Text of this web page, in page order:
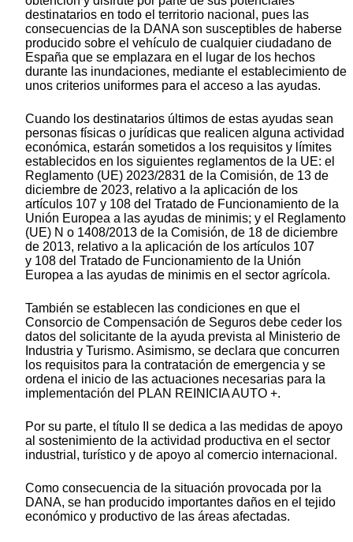
destinatarios en todo el territorio nacional, pues las
consecuencias de la DANA son susceptibles de haberse
producido sobre el vehículo de cualquier ciudadano de
España que se emplazara en el lugar de los hechos
durante las inundaciones, mediante el establecimiento de
unos criterios uniformes para el acceso a las ayudas.
Cuando los destinatarios últimos de estas ayudas sean
personas físicas o jurídicas que realicen alguna actividad
económica, estarán sometidos a los requisitos y límites
establecidos en los siguientes reglamentos de la UE: el
Reglamento (UE) 2023/2831 de la Comisión, de 13 de
diciembre de 2023, relativo a la aplicación de los
artículos 107 y 108 del Tratado de Funcionamiento de la
Unión Europea a las ayudas de minimis; y el Reglamento
(UE) N o 1408/2013 de la Comisión, de 18 de diciembre
de 2013, relativo a la aplicación de los artículos 107
y 108 del Tratado de Funcionamiento de la Unión
Europea a las ayudas de minimis en el sector agrícola.
También se establecen las condiciones en que el
Consorcio de Compensación de Seguros debe ceder los
datos del solicitante de la ayuda prevista al Ministerio de
Industria y Turismo. Asimismo, se declara que concurren
los requisitos para la contratación de emergencia y se
ordena el inicio de las actuaciones necesarias para la
implementación del PLAN REINICIA AUTO +.
Por su parte, el título II se dedica a las medidas de apoyo
al sostenimiento de la actividad productiva en el sector
industrial, turístico y de apoyo al comercio internacional.
Como consecuencia de la situación provocada por la
DANA, se han producido importantes daños en el tejido
económico y productivo de las áreas afectadas.